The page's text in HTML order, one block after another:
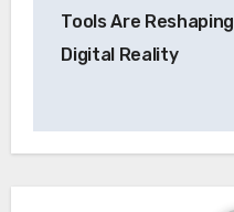
Tools Are Reshaping
Digital Reality